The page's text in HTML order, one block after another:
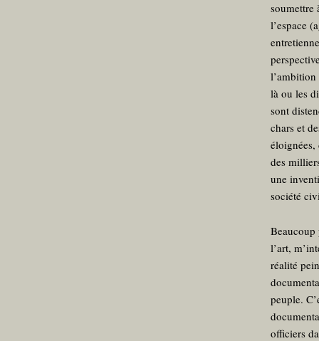
soumettre
l’espace
là ou les
sont
chars et
éloignées,
des
une
société
Beaucoup
l’art,
réalité
peuple.
officiers